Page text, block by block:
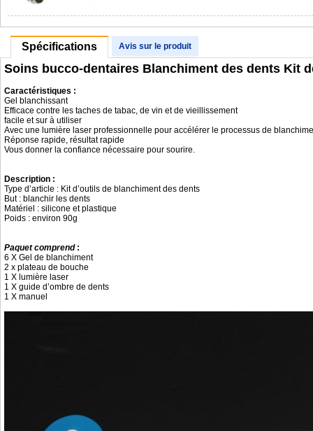
Spécifications Avis sur le produit
Soins bucco-dentaires Blanchiment des dents Kit
Caractéristiques :
Gel blanchissant
Efficace contre les taches de tabac, de vin et de vieillissement
facile et sur à utiliser
Avec une lumière laser professionnelle pour accélérer le processus de
Réponse rapide, résultat rapide
Vous donner la confiance nécessaire pour sourire.
Description :
Type d’article : Kit d’outils de blanchiment des dents
But : blanchir les dents
Matériel : silicone et plastique
Poids : environ 90g
Paquet comprend :
6 X Gel de blanchiment
2 x plateau de bouche
1 X lumière laser
1 X guide d’ombre de dents
1 X manuel